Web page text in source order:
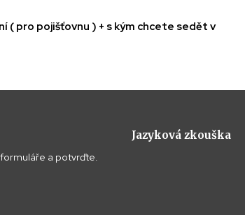
( pro pojišťovnu ) + s kým chcete sedět v
a potvrďte.
Jazyková zkouška